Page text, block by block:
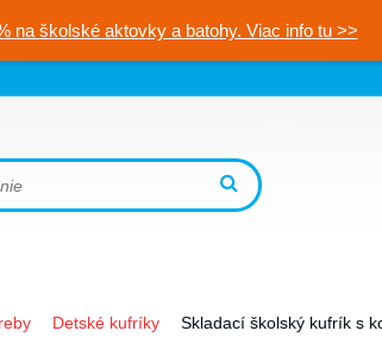
na školské aktovky a batohy. Viac info tu >>
Detské kufríky Skladací školský kufrík s